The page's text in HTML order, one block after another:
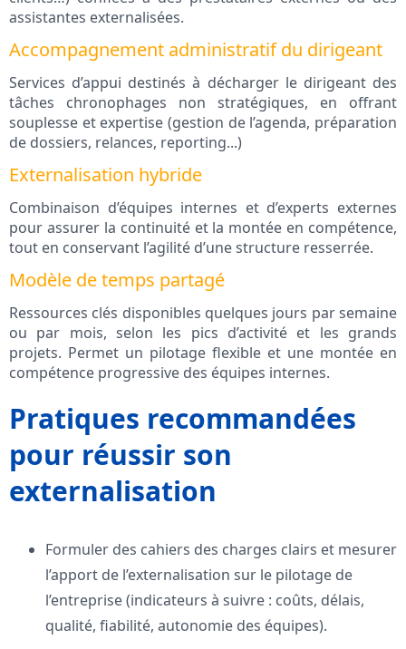
assistantes externalisées.
Accompagnement administratif du dirigeant
Services d’appui destinés à décharger le dirigeant des
tâches chronophages non stratégiques, en offrant
souplesse et expertise (gestion de l’agenda, préparation
de dossiers, relances, reporting...)
Externalisation hybride
Combinaison d’équipes internes et d’experts externes
pour assurer la continuité et la montée en compétence,
tout en conservant l’agilité d’une structure resserrée.
Modèle de temps partagé
Ressources clés disponibles quelques jours par semaine
ou par mois, selon les pics d’activité et les grands
projets. Permet un pilotage flexible et une montée en
compétence progressive des équipes internes.
Pratiques recommandées
pour réussir son
externalisation
Formuler des cahiers des charges clairs et mesurer
l’apport de l’externalisation sur le pilotage de
l’entreprise (indicateurs à suivre : coûts, délais,
qualité, fiabilité, autonomie des équipes).